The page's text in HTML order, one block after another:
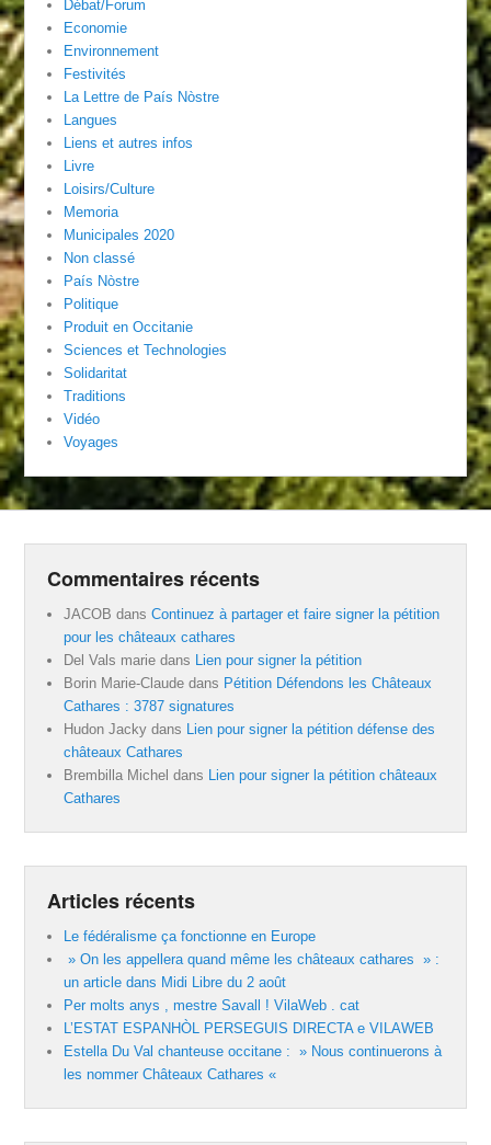
Débat/Forum
Economie
Environnement
Festivités
La Lettre de País Nòstre
Langues
Liens et autres infos
Livre
Loisirs/Culture
Memoria
Municipales 2020
Non classé
País Nòstre
Politique
Produit en Occitanie
Sciences et Technologies
Solidaritat
Traditions
Vidéo
Voyages
Commentaires récents
JACOB dansContinuez à partager et faire signer la pétition
pour les châteaux cathares
Del Vals marie dans
Lien pour signer la pétition
Borin Marie-Claude dans Pétition Défendons les Châteaux
Cathares : 3787 signatures
Hudon Jacky dans
Lien pour signer la pétition défense des
châteaux Cathares
Brembilla Michel dans
Lien pour signer la pétition châteaux
Cathares
Articles récents
Le fédéralisme ça fonctionne en Europe
» On les appellera quand même les châteaux cathares » :
un article dans Midi Libre du 2 août
Per molts anys , mestre Savall ! VilaWeb . cat
L’ESTAT ESPANHÒL PERSEGUIS DIRECTA e VILAWEB
Estella Du Val chanteuse occitane : » Nous continuerons à
les nommer Châteaux Cathares «